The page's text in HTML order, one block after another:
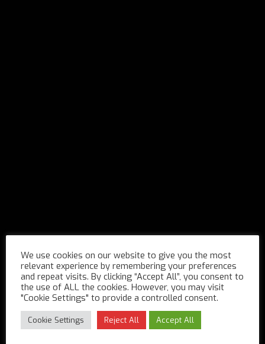
We use cookies on our website to give you the most
relevant experience by remembering your preferences
and repeat visits. By clicking “Accept All”, you consent to
the use of ALL the cookies. However, you may visit
"Cookie Settings" to provide a controlled consent.
Cookie Settings Reject All Accept All